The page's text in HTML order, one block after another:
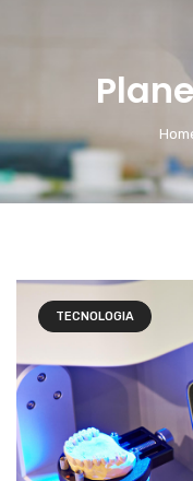
TECNOLOGIA